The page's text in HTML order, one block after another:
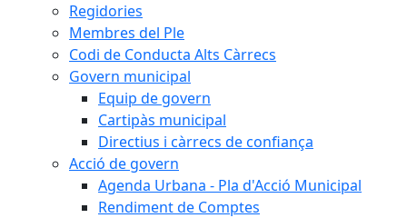
Regidories
Membres del Ple
Codi de Conducta Alts Càrrecs
Govern municipal
Equip de govern
Cartipàs municipal
Directius i càrrecs de confiança
Acció de govern
Agenda Urbana - Pla d'Acció Municipal
Rendiment de Comptes